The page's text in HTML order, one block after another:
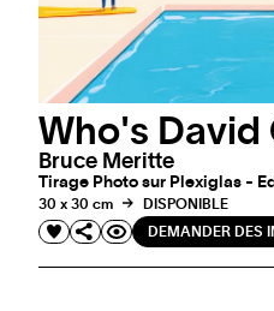
Who's David
Bruce Meritte
Tirage Photo sur Plexiglas -
30 x 30 cm
DISPONIBLE
DEMANDER DES